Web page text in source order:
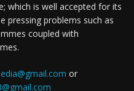
which is well accepted for its
pressing problems such as
coupled with
or